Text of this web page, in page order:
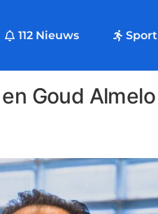
112 Nieuws Sport
Goud Almelo